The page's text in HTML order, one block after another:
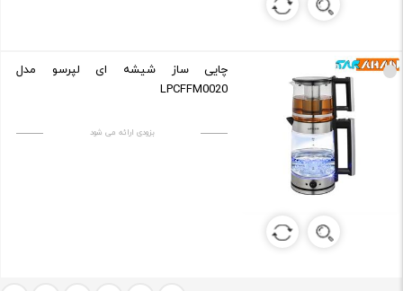
چایی ساز شیشه ای لپرسو مدل
LPCFFM0020
بزودی ارائه می شود